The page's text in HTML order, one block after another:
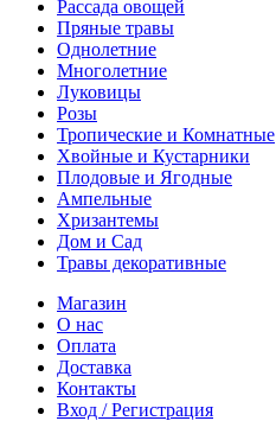
Рассада овощей
Пряные травы
Однолетние
Многолетние
Луковицы
Розы
Тропические и Комнатные
Хвойные и Кустарники
Плодовые и Ягодные
Ампельные
Хризантемы
Дом и Сад
Травы декоративные
Магазин
О нас
Оплата
Доставка
Контакты
Вход / Регистрация